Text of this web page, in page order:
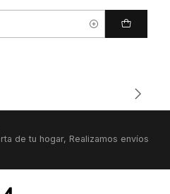
de tu hogar, Realizamos envíos